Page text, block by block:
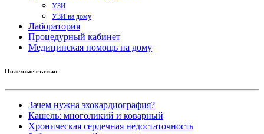
УЗИ
УЗИ на дому
Лаборатория
Процедурный кабинет
Медицинская помощь на дому
Полезные статьи:
Зачем нужна эхокардиография?
Кашель: многоликий и коварный
Хроническая сердечная недостаточность